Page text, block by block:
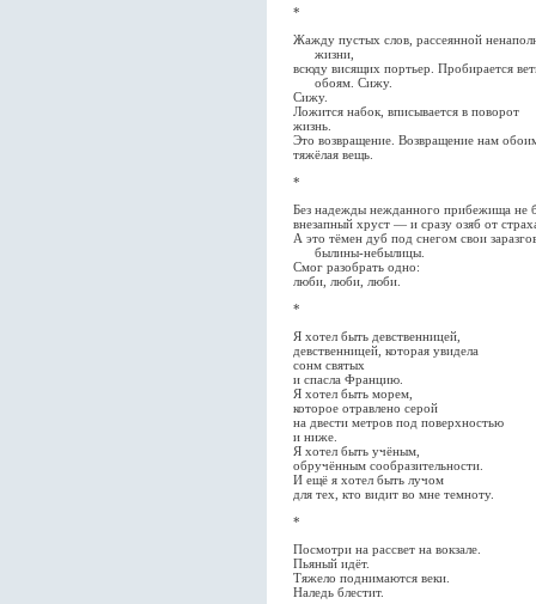
*
Жажду пустых слов, рассеянной
жизни,
всюду висящих портьер. Пробирается
обоям. Сижу.
Сижу.
Ложится набок, вписывается в поворот
жизнь.
Это возвращение. Возвращение нам
тяжёлая вещь.
*
Без надежды нежданного прибежища не
внезапный хруст — и сразу озяб от
А это тёмен дуб под снегом свои
былины-небылицы.
Смог разобрать одно:
люби, люби, люби.
*
Я хотел быть девственницей,
девственницей, которая увидела
сонм святых
и спасла Францию.
Я хотел быть морем,
которое отравлено серой
на двести метров под поверхностью
и ниже.
Я хотел быть учёным,
обручённым сообразительности.
И ещё я хотел быть лучом
для тех, кто видит во мне темноту.
*
Посмотри на рассвет на вокзале.
Пьяный идёт.
Тяжело поднимаются веки.
Наледь блестит.